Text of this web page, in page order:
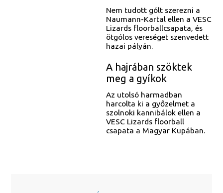
Nem tudott gólt szerezni a
Naumann-Kartal ellen a VESC
Lizards floorballcsapata, és
ötgólos vereséget szenvedett
hazai pályán.
A hajrában szöktek
meg a gyíkok
Az utolsó harmadban
harcolta ki a győzelmet a
szolnoki kannibálok ellen a
VESC Lizards floorball
csapata a Magyar Kupában.